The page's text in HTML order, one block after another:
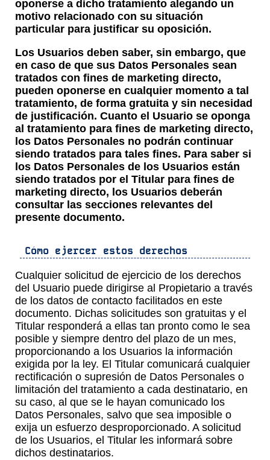
oponerse a dicho tratamiento alegando un
motivo relacionado con su situación
particular para justificar su oposición.
Los Usuarios deben saber, sin embargo, que
en caso de que sus Datos Personales sean
tratados con fines de marketing directo,
pueden oponerse en cualquier momento a tal
tratamiento, de forma gratuita y sin necesidad
de justificación. Cuanto el Usuario se oponga
al tratamiento para fines de marketing directo,
los Datos Personales no podrán continuar
siendo tratados para tales fines. Para saber si
los Datos Personales de los Usuarios están
siendo tratados por el Titular para fines de
marketing directo, los Usuarios deberán
consultar las secciones relevantes del
presente documento.
Cómo ejercer estos derechos
Cualquier solicitud de ejercicio de los derechos
del Usuario puede dirigirse al Propietario a través
de los datos de contacto facilitados en este
documento. Dichas solicitudes son gratuitas y el
Titular responderá a ellas tan pronto como le sea
posible y siempre dentro del plazo de un mes,
proporcionando a los Usuarios la información
exigida por la ley. El Titular comunicará cualquier
rectificación o supresión de Datos Personales o
limitación del tratamiento a cada destinatario, en
su caso, al que se le hayan comunicado los
Datos Personales, salvo que sea imposible o
exija un esfuerzo desproporcionado. A solicitud
de los Usuarios, el Titular les informará sobre
dichos destinatarios.